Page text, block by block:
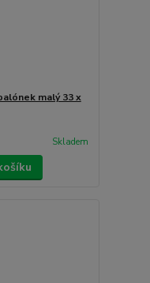
malý 33 x
Skladem